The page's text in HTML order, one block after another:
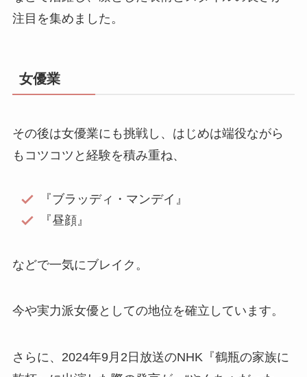
注目を集めました。
女優業
その後は女優業にも挑戦し、はじめは端役ながら
もコツコツと経験を積み重ね、
『ブラッディ・マンデイ』
『昼顔』
などで一気にブレイク。
今や実力派女優としての地位を確立しています。
さらに、2024年9月2日放送のNHK『鶴瓶の家族に